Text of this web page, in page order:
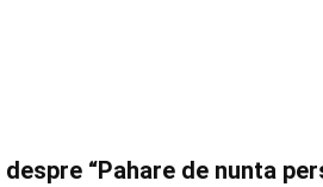
“Pahare de nunta